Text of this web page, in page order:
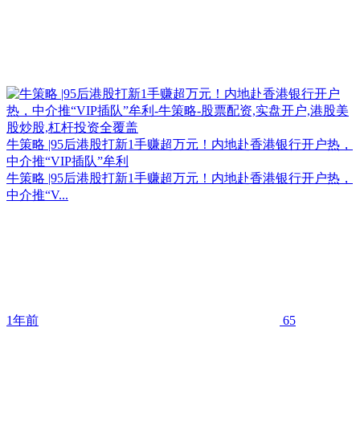
牛策略 |95后港股打新1手赚超万元！内地赴香港银行开户热，
中介推“VIP插队”牟利
牛策略 |95后港股打新1手赚超万元！内地赴香港银行开户热，
中介推“V...
1年前 65